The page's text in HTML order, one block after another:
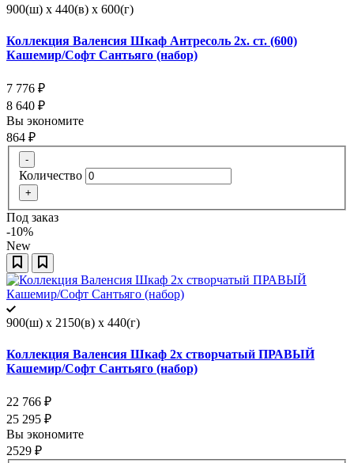
900(ш) x 440(в) x 600(г)
Коллекция Валенсия Шкаф Антресоль 2х. ст. (600)
Кашемир/Софт Сантьяго (набор)
7 776 ₽
8 640 ₽
Вы экономите
864 ₽
-
Количество
+
Под заказ
-10%
New
900(ш) x 2150(в) x 440(г)
Коллекция Валенсия Шкаф 2х створчатый ПРАВЫЙ
Кашемир/Софт Сантьяго (набор)
22 766 ₽
25 295 ₽
Вы экономите
2529 ₽